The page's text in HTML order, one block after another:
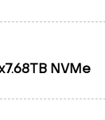
NVMe